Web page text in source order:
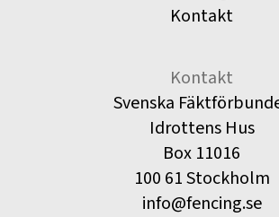
Kontakt
Kontakt
Svenska
Idrottens Hus
Box 11016
100 61 Stockholm
info@fencing.se